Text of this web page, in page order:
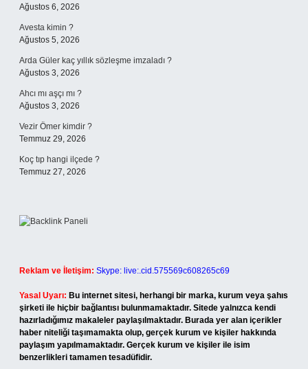
Ağustos 6, 2026
Avesta kimin ?
Ağustos 5, 2026
Arda Güler kaç yıllık sözleşme imzaladı ?
Ağustos 3, 2026
Ahcı mı aşçı mı ?
Ağustos 3, 2026
Vezir Ömer kimdir ?
Temmuz 29, 2026
Koç tıp hangi ilçede ?
Temmuz 27, 2026
Reklam ve İletişim: Skype: live:.cid.575569c608265c69
Yasal Uyarı: Bu internet sitesi, herhangi bir marka, kurum veya şahıs
şirketi ile hiçbir bağlantısı bulunmamaktadır. Sitede yalnızca kendi
hazırladığımız makaleler paylaşılmaktadır. Burada yer alan içerikler
haber niteliği taşımamakta olup, gerçek kurum ve kişiler hakkında
paylaşım yapılmamaktadır. Gerçek kurum ve kişiler ile isim
benzerlikleri tamamen tesadüfidir.